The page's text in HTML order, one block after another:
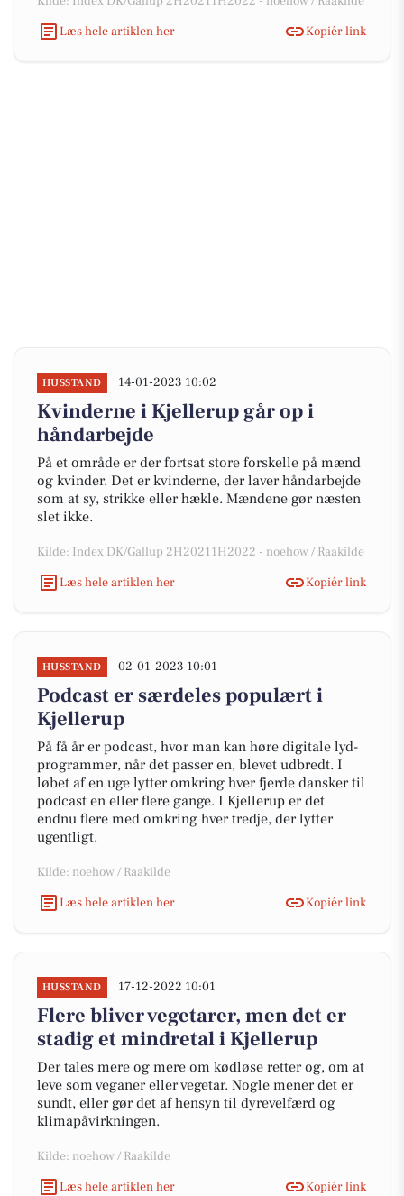
Læs hele artiklen her
Kopiér link
HUSSTAND 14-01-2023 10:02
Kvinderne i Kjellerup går op i
håndarbejde
På et område er der fortsat store forskelle på mænd
og kvinder. Det er kvinderne, der laver håndarbejde
som at sy, strikke eller hækle. Mændene gør næsten
slet ikke.
Kilde: Index DK/Gallup 2H20211H2022 - noehow / Raakilde
Læs hele artiklen her
Kopiér link
HUSSTAND 02-01-2023 10:01
Podcast er særdeles populært i
Kjellerup
På få år er podcast, hvor man kan høre digitale lyd-
programmer, når det passer en, blevet udbredt. I
løbet af en uge lytter omkring hver fjerde dansker til
podcast en eller flere gange. I Kjellerup er det
endnu flere med omkring hver tredje, der lytter
ugentligt.
Kilde: noehow / Raakilde
Læs hele artiklen her
Kopiér link
HUSSTAND 17-12-2022 10:01
Flere bliver vegetarer, men det er
stadig et mindretal i Kjellerup
Der tales mere og mere om kødløse retter og, om at
leve som veganer eller vegetar. Nogle mener det er
sundt, eller gør det af hensyn til dyrevelfærd og
klimapåvirkningen.
Kilde: noehow / Raakilde
Læs hele artiklen her
Kopiér link